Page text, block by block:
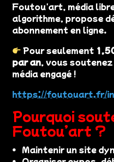
Foutou'art, média
algorithme, propose
abonnement en ligne.
Pour seulement
par an, vous
média engagé !
https://foutouart.fr/
Pourquoi
Foutou’art ?
Maintenir un site